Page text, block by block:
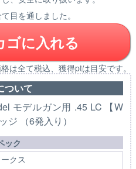
目を通しました。
ゴに入れる
は全て税込、獲得ptは目安です。
ついて
モデルガン用 .45 LC 【W
ジ （6発入り）
ック
クス